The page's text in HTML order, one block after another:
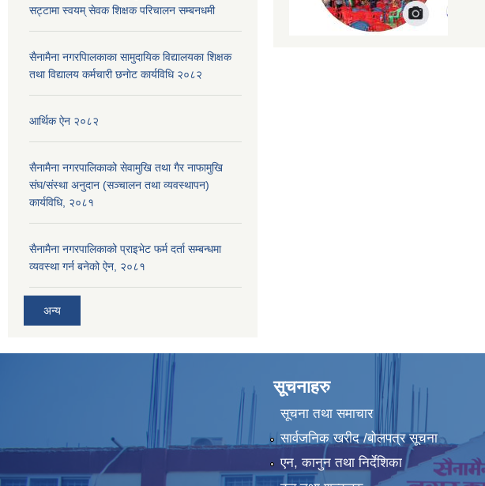
सट्टामा स्वयम् सेवक शिक्षक परिचालन सम्बनधमी
सैनामैना नगरपािलकाका सामुदायिक विद्यालयका शिक्षक
तथा विद्यालय कर्मचारी छनाेट कार्यविधि २०८२
आर्थिक ऐन २०८२
सैनामैना नगरपालिकाको सेवामुखि तथा गैर नाफामुखि
संघ/संस्था अनुदान (सञ्चालन तथा व्यवस्थापन)
कार्यविधि, २०८१
सैनामैना नगरपालिकाको प्राइभेट फर्म दर्ता सम्बन्धमा
व्यवस्था गर्न बनेको ऐन, २०८१
अन्य
सूचनाहरु
सूचना तथा समाचार
सार्वजनिक खरीद /बोलपत्र सूचना
एन, कानुन तथा निर्देशिका